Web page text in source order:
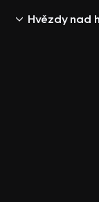
Hvězdy nad